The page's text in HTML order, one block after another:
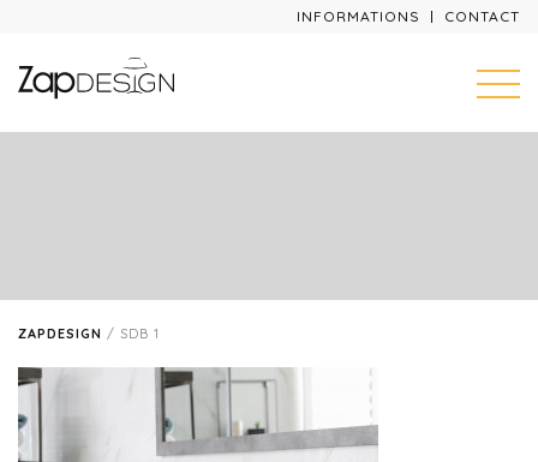
INFORMATIONS CONTACT
ZAPDESIGN / SDB 1